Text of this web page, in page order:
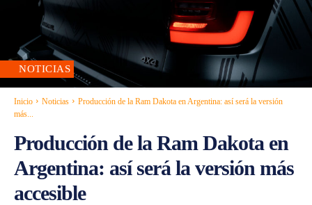
NOTICIAS
Inicio Noticias
Producción de la Ram Dakota en Argentina: así será la versión
más...
Producción de la Ram Dakota en
Argentina: así será la versión más
accesible